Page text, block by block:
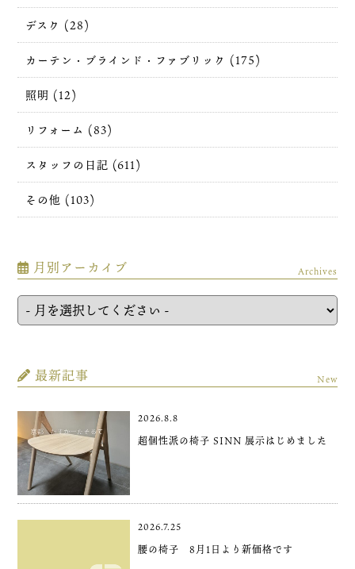
デスク (28)
カーテン・ブラインド・ファブリック (175)
照明 (12)
リフォーム (83)
スタッフの日記 (611)
その他 (103)
月別アーカイブ Archives
最新記事 New
2026.8.8
超個性派の椅子 SINN 展示はじめました
2026.7.25
腰の椅子 8月1日より新価格です